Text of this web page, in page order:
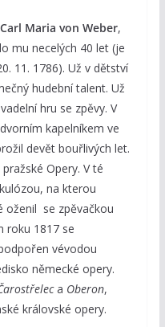
Carl Maria von Weber,
mu necelých 40 let (je
11. 1786). Už v dětství
hudební talent. Už
hru se zpěvy. V
kapelníkem ve
devět bouřlivých let.
Opery. V té
na kterou
oženil se zpěvačkou
roku 1817 se
vévodou
německé opery.
a Oberon,
královské opery.